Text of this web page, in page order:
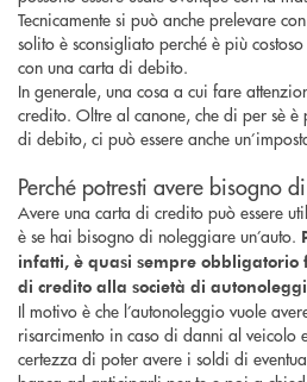
Tecnicamente si può anche prelevare
solito è sconsigliato perché è più
con una carta di debito.
In generale, una cosa a cui fare
credito. Oltre al canone, che di per sè
di debito, ci può essere anche
Perché potresti avere bisogno
Avere una carta di credito può essere
è se hai bisogno di noleggiare un’auto.
infatti, è quasi sempre
di credito alla società di
Il motivo è che l’autonoleggio vuole
risarcimento in caso di danni al veicolo
certezza di poter avere i soldi di